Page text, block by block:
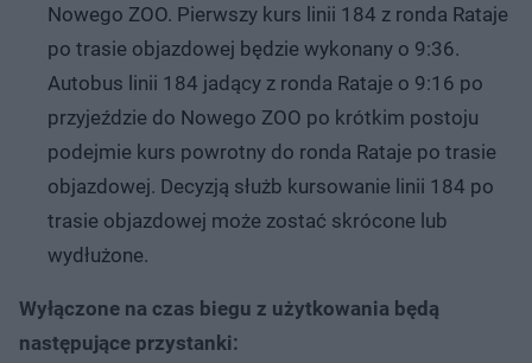
Nowego ZOO. Pierwszy kurs linii 184 z ronda Rataje
po trasie objazdowej będzie wykonany o 9:36.
Autobus linii 184 jadący z ronda Rataje o 9:16 po
przyjeździe do Nowego ZOO po krótkim postoju
podejmie kurs powrotny do ronda Rataje po trasie
objazdowej. Decyzją służb kursowanie linii 184 po
trasie objazdowej może zostać skrócone lub
wydłużone.
Wyłączone na czas biegu z użytkowania będą
następujące przystanki: